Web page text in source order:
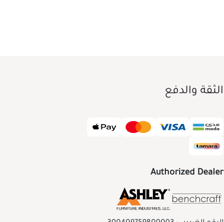
الثقة والدفع
Authorized Dealer